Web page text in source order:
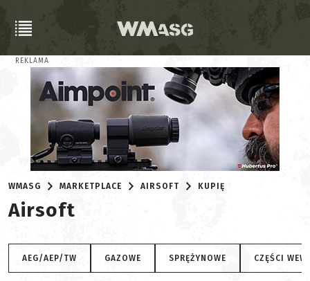
REKLAMA
WMASG MARKETPLACE AIRSOFT KUPIĘ
Airsoft
AEG/AEP/TW GAZOWE SPRĘŻYNOWE CZĘŚCI